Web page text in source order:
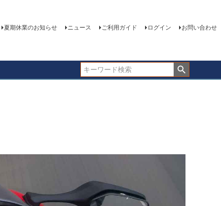
夏期休業のお知らせ ニュース ご利用ガイド ログイン お問い合わせ